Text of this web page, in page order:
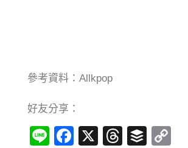
參考資料：Allkpop
好友分享：
LineFacebook
X Threads
Buffer